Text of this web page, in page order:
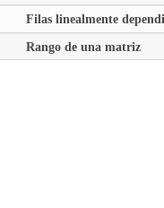
Filas linealmente
Rango de una matriz